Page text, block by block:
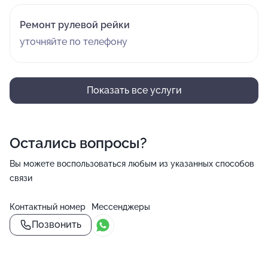
Ремонт рулевой рейки
уточняйте по телефону
Показать все услуги
Остались вопросы?
Вы можете воспользоваться любым из указанных способов
связи
Контактный номер
Позвонить
Мессенджеры